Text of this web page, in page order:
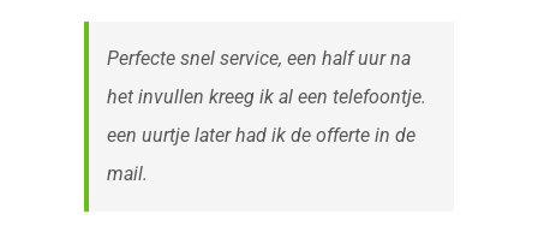
Perfecte snel service, een half uur na
het invullen kreeg ik al een telefoontje.
een uurtje later had ik de offerte in de
mail.